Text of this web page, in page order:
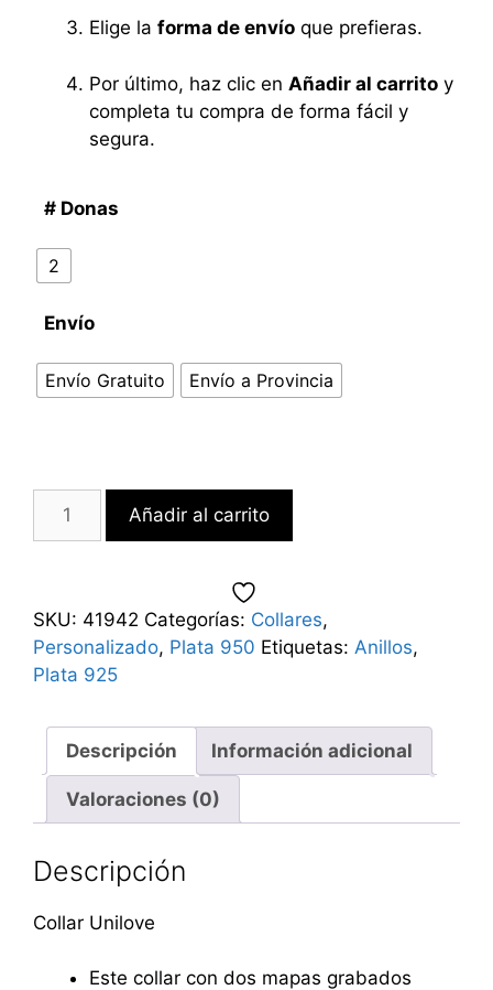
Elige la forma de envío que prefieras.
Por último, haz clic en Añadir al carrito y
completa tu compra de forma fácil y
segura.
# Donas
2
Envío
Envío Gratuito Envío a Provincia
Añadir al carrito
SKU: 41942 Categorías: Collares,
Personalizado, Plata 950 Etiquetas: Anillos,
Plata 925
Descripción Información adicional
Valoraciones (0)
Descripción
Collar Unilove
Este collar con dos mapas grabados